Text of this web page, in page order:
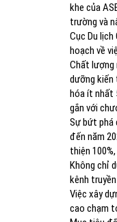
khe của
trường và
Cục Du
hoạch về
Chất lượng
dưỡng kiến
hóa ít nhất
gắn với
Sự bứt phá
đến năm
thiện
Không chỉ
kênh
Việc xây
cao chạm